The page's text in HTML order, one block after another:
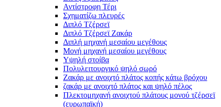
Αντίστροφη Τέρι
Σχηματίζω πλευρές
Διπλό Τζέρσεϊ
Διπλό Τζέρσεϊ Ζακάρ
Διπλή μηχανή μεσαίου μεγέθους
Μονή μηχανή μεσαίου μεγέθους
Υψηλή στοίβα
Πολυλειτουργικό ψηλό σωρό
Ζακάρ με ανοιχτό πλάτος κοπής κάτω βρόχου
ζακάρ με ανοιχτό πλάτος και ψηλό πέλος
Πλεκτομηχανή ανοιχτού πλάτους μονού τζέρσεϊ
(ευρωπαϊκή)